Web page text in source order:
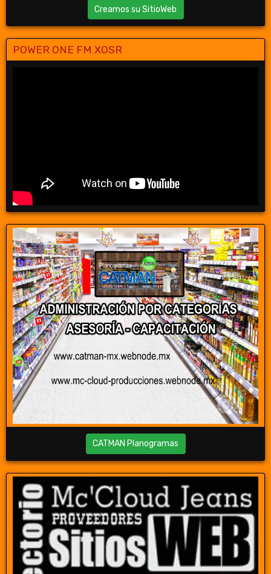
Creamos su SitioWeb
POWER ONE FM XOSR
CATMAN Planogramas